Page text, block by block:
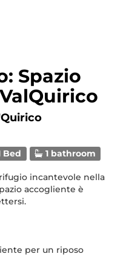
Spazio
Bed 1 bathroom
incantevole nella
accogliente è
per un riposo